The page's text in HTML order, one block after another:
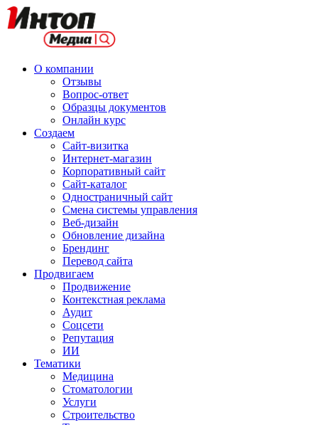
О компании
Отзывы
Вопрос-ответ
Образцы документов
Онлайн курс
Создаем
Сайт-визитка
Интернет-магазин
Корпоративный сайт
Сайт-каталог
Одностраничный сайт
Смена системы управления
Веб-дизайн
Обновление дизайна
Брендинг
Перевод сайта
Продвигаем
Продвижение
Контекстная реклама
Аудит
Соцсети
Репутация
ИИ
Тематики
Медицина
Стоматологии
Услуги
Строительство